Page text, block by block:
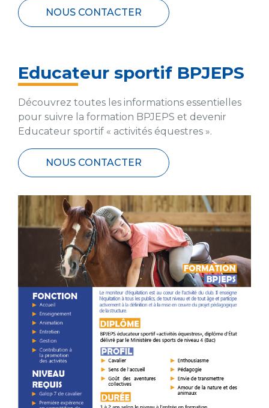
NOUS CONTACTER
Educateur sportif BPJEPS
Découvrez toutes les informations essentielles
pour suivre la formation BPJEPS et devenir
Educateur sportif « activités équestres ».
NOUS CONTACTER